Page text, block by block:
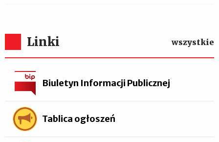
Linki wszystkie
Biuletyn Informacji Publicznej
Tablica ogłoszeń